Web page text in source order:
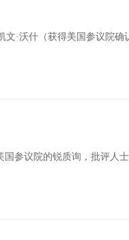
文·沃什（获得美国参议院确
参议院的锐质询，批评人